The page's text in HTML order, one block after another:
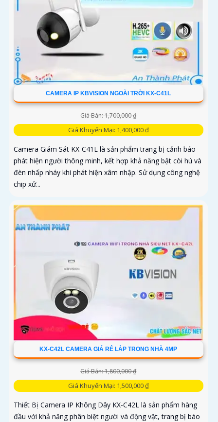
CAMERA IP KBVISION NGOÀI TRỜI KX-C41L
Giá Bán: 1,700,000 ₫
Giá Khuyến Mại: 1,400,000 ₫
Camera Giám Sát KX-C41L là sản phẩm trang bị cảnh báo
phát hiện người thông minh, kết hợp khả năng bật còi hú và
đèn nhấp nháy khi phát hiện xâm nhập. Sử dụng công nghệ
chip xử...
KX-C42L CAMERA GIÁ RẺ LẮP TRONG NHÀ 4MP
Giá Bán: 1,800,000 ₫
Giá Khuyến Mại: 1,500,000 ₫
Thiết Bị Camera IP Không Dây KX-C42L là sản phẩm hàng
đầu với khả năng phân biệt người và động vật, trang bị báo